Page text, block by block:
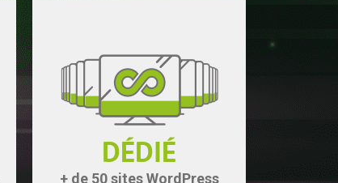
DÉDIÉ
+ de 50 sites WordPress